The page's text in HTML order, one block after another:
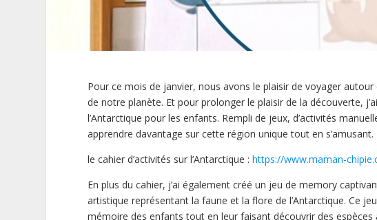
Pour ce mois de janvier, nous avons le plaisir de voyager
de notre planète. Et pour prolonger le plaisir de la découverte,
l’Antarctique pour les enfants. Rempli de jeux, d’activités
apprendre davantage sur cette région unique tout en s’amusant.
le cahier d’activités sur l’Antarctique :https://www.maman-
En plus du cahier, j’ai également créé un jeu de memory
artistique représentant la faune et la flore de l’Antarctique. Ce
mémoire des enfants tout en leur faisant découvrir des espèces